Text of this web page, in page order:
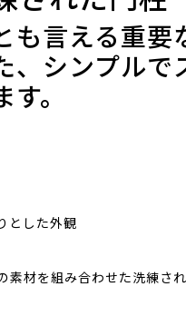
も言える重要
、シンプル
。
とした外観
素材を組み合わせた洗練さ